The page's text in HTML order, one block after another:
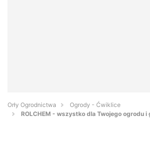
Orły Ogrodnictwa
Ogrody - Ćwiklice
ROLCHEM - wszystko dla Twojego ogrodu